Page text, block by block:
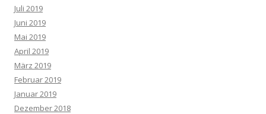
Juli 2019
Juni 2019
Mai 2019
April 2019
März 2019
Februar 2019
Januar 2019
Dezember 2018